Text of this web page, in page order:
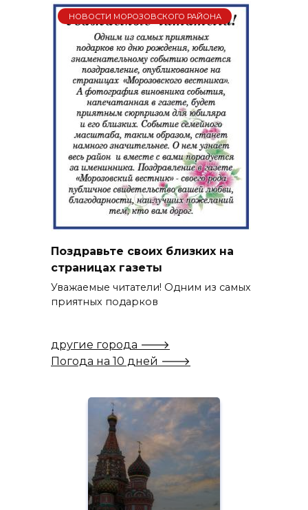
НОВОСТИ МОРОЗОВСКОГО РАЙОНА
Поздравьте своих близких на
страницах газеты
Уважаемые читатели! Одним из самых
приятных подарков
другие города 🡒
Погода на 10 дней 🡒